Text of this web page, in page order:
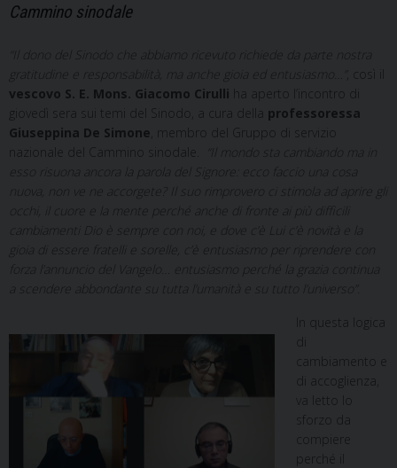
Cammino sinodale
vescovo S. E. Mons. Giacomo Cirulli ha aperto l’incontro di
giovedì sera sui temi del Sinodo, a cura della professoressa
Giuseppina De Simone , membro del Gruppo di servizio
nazionale del Cammino sinodale.
In questa logica
di
cambiamento e
di accoglienza,
va letto lo
sforzo da
compiere
perché il